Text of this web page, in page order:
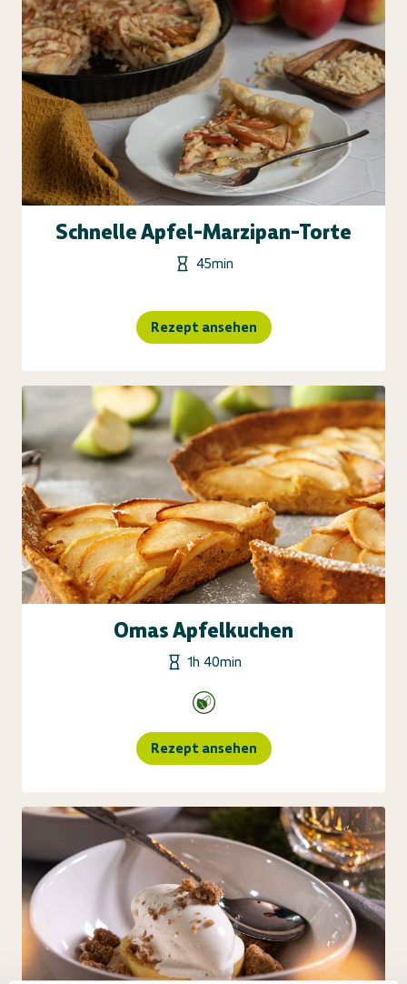
Schnelle Apfel-Marzipan-Torte
45min
Rezept ansehen
Omas Apfelkuchen
1h 40min
Rezept ansehen